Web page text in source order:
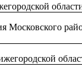
Московского